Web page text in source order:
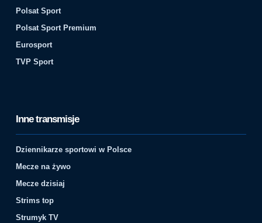
Polsat Sport
Polsat Sport Premium
Eurosport
TVP Sport
Inne transmisje
Dziennikarze sportowi w Polsce
Mecze na żywo
Mecze dzisiaj
Strims top
Strumyk TV